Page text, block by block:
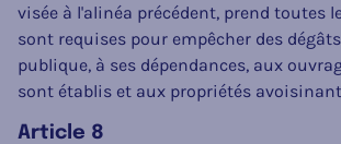
visée à l'alinéa précédent, prend toutes
sont requises pour empêcher des
publique, à ses dépendances, aux
sont établis et aux propriétés
Article 8